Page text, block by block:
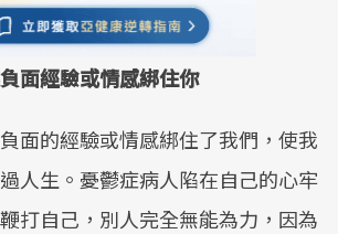
面經驗或情感綁住你
面的經驗或情感綁住了我們，使我
人生。憂鬱症病人陷在自己的心牢
打自己，別人完全無能為力，因為